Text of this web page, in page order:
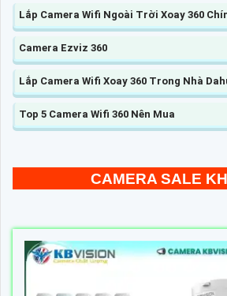
Lắp Camera Wifi Ngoài Trời Xoay 360
Camera Ezviz 360
Lắp Camera Wifi Xoay 360 Trong Nhà
Top 5 Camera Wifi 360 Nên Mua
CAMERA SALE